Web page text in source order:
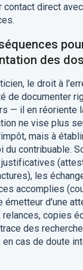
contact direct
des
le droit à
de documenter
— il en réoriente
ne vise plus
mais à
du contribuable.
les
accomplies
émetteur d'une
copies
des
en cas de doute